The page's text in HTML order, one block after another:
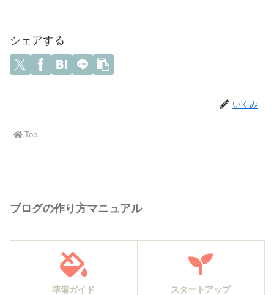
シェアする
いくみ
Top
ブログの作り方マニュアル
準備ガイド スタートアップ